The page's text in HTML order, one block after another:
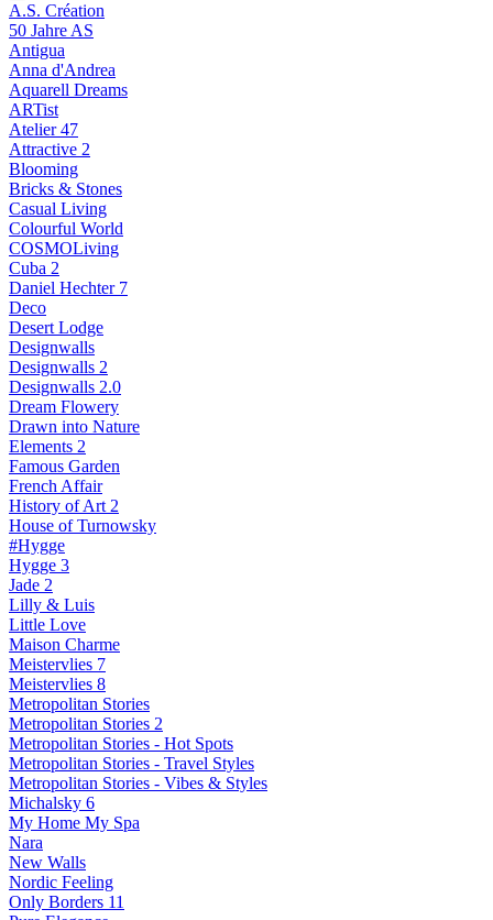
A.S. Création
50 Jahre AS
Antigua
Anna d'Andrea
Aquarell Dreams
ARTist
Atelier 47
Attractive 2
Blooming
Bricks & Stones
Casual Living
Colourful World
COSMOLiving
Cuba 2
Daniel Hechter 7
Deco
Desert Lodge
Designwalls
Designwalls 2
Designwalls 2.0
Dream Flowery
Drawn into Nature
Elements 2
Famous Garden
French Affair
History of Art 2
House of Turnowsky
#Hygge
Hygge 3
Jade 2
Lilly & Luis
Little Love
Maison Charme
Meistervlies 7
Meistervlies 8
Metropolitan Stories
Metropolitan Stories 2
Metropolitan Stories - Hot Spots
Metropolitan Stories - Travel Styles
Metropolitan Stories - Vibes & Styles
Michalsky 6
My Home My Spa
Nara
New Walls
Nordic Feeling
Only Borders 11